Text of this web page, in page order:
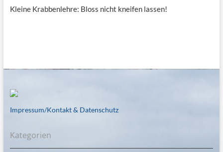
Kleine Krabbenlehre: Bloss nicht kneifen lassen!
Impressum/Kontakt & Datenschutz
Kategorien